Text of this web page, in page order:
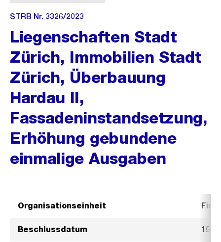
STRB Nr. 3326/2023
Liegenschaften Stadt
Zürich, Immobilien Stadt
Zürich, Überbauung
Hardau II,
Fassadeninstandsetzung,
Erhöhung gebundene
einmalige Ausgaben
Organisationseinheit
Beschlussdatum 15.